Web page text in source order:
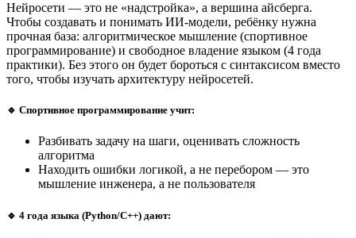
Нейросети — это не «надстройка», а вершина айсберга.
Чтобы создавать и понимать ИИ-модели, ребёнку нужна
прочная база: алгоритмическое мышление (спортивное
программирование) и свободное владение языком (4 года
практики). Без этого он будет бороться с синтаксисом вместо
того, чтобы изучать архитектуру нейросетей.
🔹 Спортивное программирование учит:
Разбивать задачу на шаги, оценивать сложность
алгоритма
Находить ошибки логикой, а не перебором — это
мышление инженера, а не пользователя
🔹 4 года языка (Python/C++) дают: